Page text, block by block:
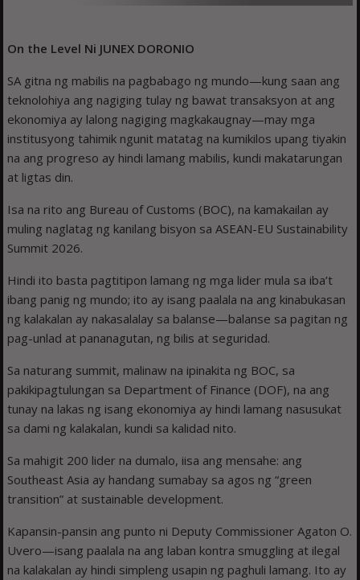
On the Level Ni JUNEX DORONIO
SA gitna ng mabilis na pagbabago ng mundo—kung saan ang
teknolohiya ang nagiging tulay ng bawat transaksyon at ang
ekonomiya ay lalong nagiging magkakaugnay—may mga
institusyong tahimik ngunit matatag na kumikilos upang tiyakin
na ang progreso ay hindi lamang mabilis, kundi makatarungan
at ligtas din.
Isa na rito ang Bureau of Customs (BOC), na kamakailan ay
muling naglatag ng kanilang bisyon sa ASEAN-EU Sustainability
Summit 2026.
Hindi ito basta pagtitipon lamang ng mga lider mula sa iba’t
ibang panig ng mundo; ito ay isang paalala na ang kinabukasan
ng kalakalan ay nakasalalay sa balanse—balanse sa pagitan ng
pag-unlad at pananagutan, ng bilis at seguridad.
Sa naturang summit, malinaw na ipinakita ng BOC, sa
pakikipagtulungan sa Department of Finance (DOF), na ang
tunay na lakas ng isang ekonomiya ay hindi lamang nasusukat
sa dami ng kalakalan, kundi sa kalidad nito.
Sa mahigit 200 lider na dumalo, iisa ang mensahe: ang
Southeast Asia ay handang sumabay sa agos ng “green
transition” at sustainable development.
Kapansin-pansin ang punto ni Deputy Commissioner Agaton O.
Uvero—isang paalala na ang laban kontra smuggling at ilegal
na kalakalan ay hindi simpleng usapin ng paghuli lamang. Ito ay